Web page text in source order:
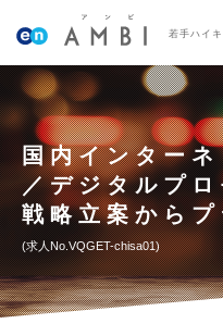
若手ハイ
国内インター
／デジタルプ
戦略立案から
求人No.VQGET-chisa01